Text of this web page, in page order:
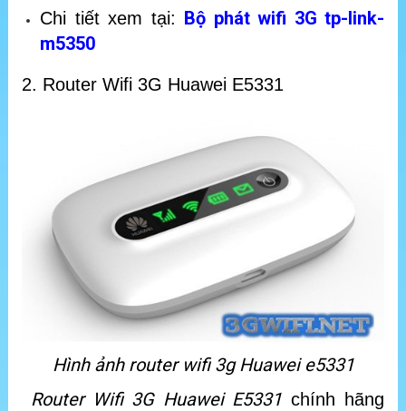
Chi tiết xem tại: Bộ phát wifi 3G tp-link-
m5350
2. Router Wifi 3G Huawei E5331
Hình ảnh router wifi 3g Huawei e5331
Router Wifi 3G Huawei E5331chính hãng